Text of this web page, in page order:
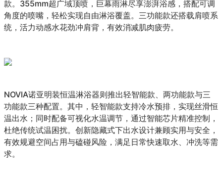
款。355mm超广域顶喷，巨幕雨淋尽享澎湃浴感，搭配可调
角度的喷嘴，轻松实现自由淋浴覆盖。三功能款还搭载肩喷系
统，活力动感水花劲冲肩背，有效消减肌肉疲劳。
NOVIA诺亚明装恒温淋浴器则推出轻智能款、两功能款与三
功能款三种配置。其中，轻智能款支持冷水预排，实现丝滑恒
温出水；同时配备可视化水温调节，通过智能芯片精准控制，
杜绝传统试温困扰。创新隐藏式下出水设计兼顾实用与安全，
有效规避空间占用与磕碰风险，满足日常快速取水、冲洗等需
求。